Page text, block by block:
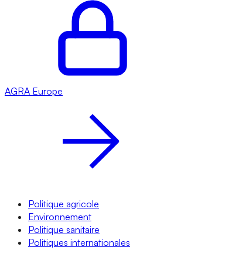
AGRA Europe
Politique agricole
Environnement
Politique sanitaire
Politiques internationales